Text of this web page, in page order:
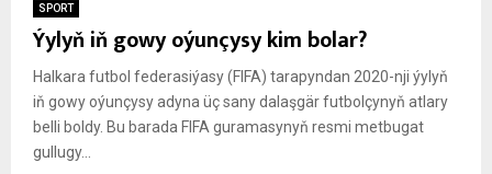
SPORT
Ýylyň iň gowy oýunçysy kim bolar?
Halkara futbol federasiýasy (FIFA) tarapyndan 2020-nji ýylyň
iň gowy oýunçysy adyna üç sany dalaşgär futbolçynyň atlary
belli boldy. Bu barada FIFA guramasynyň resmi metbugat
gullugy...